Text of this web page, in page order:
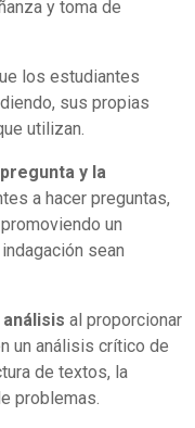
y toma de
los estudiantes
sus propias
utilizan.
y la
a hacer preguntas,
un
sean
al proporcionar
un análisis crítico de
de textos, la
problemas.